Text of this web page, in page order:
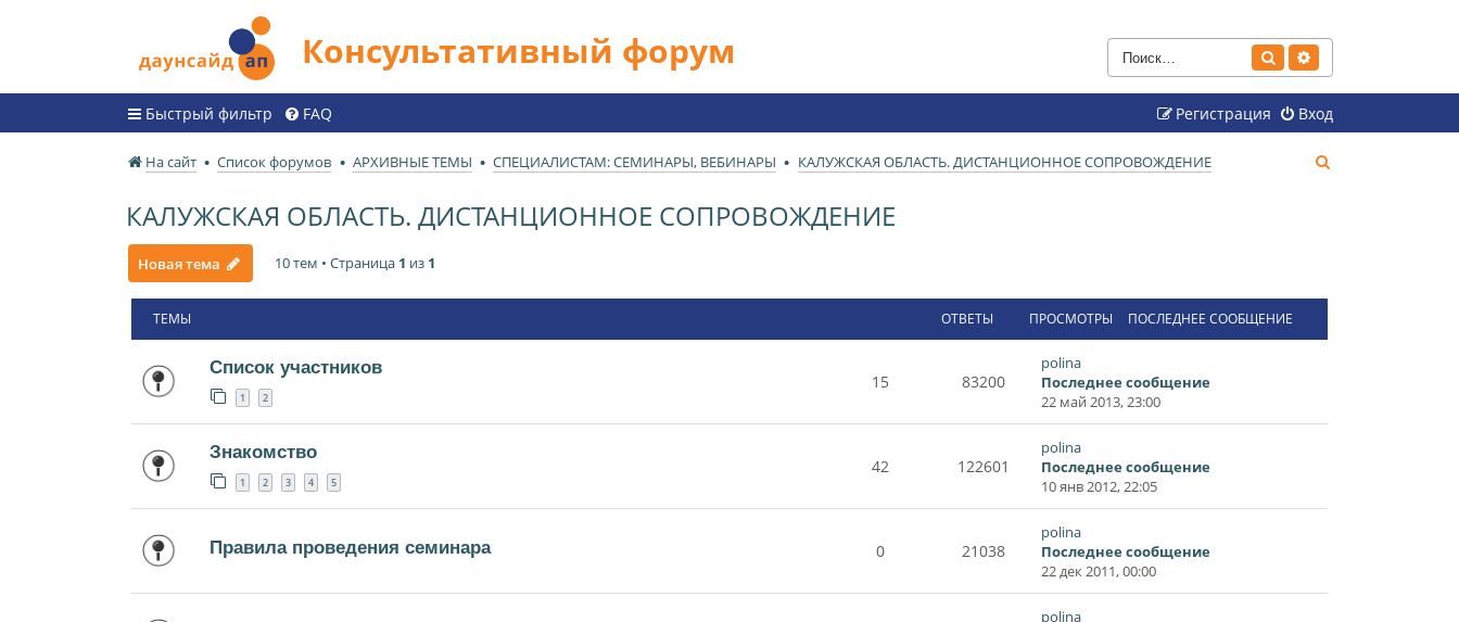
Консультативный форум Поиск
Быстрый фильтр FAQ Вход
Регистрация
На сайт Список форумов АРХИВНЫЕ ТЕМЫ СПЕЦИАЛИСТАМ: СЕМИНАРЫ, ВЕБИНАРЫ КАЛУЖСКАЯ ОБЛАСТЬ. ДИСТАНЦИОННОЕ СОПРОВОЖДЕНИЕ
КАЛУЖСКАЯ ОБЛАСТЬ. ДИСТАНЦИОННОЕ СОПРОВОЖДЕНИЕ
Новая тема 10 тем • Страница 1 из 1
ТЕМЫ ОТВЕТЫ ПРОСМОТРЫ ПОСЛЕДНЕЕ СООБЩЕНИЕ
Список участников
1 2
15 83200
polina
Последнее сообщение
22 май 2013, 23:00
Знакомство
1 2 3 4 5
42 122601
polina
Последнее сообщение
10 янв 2012, 22:05
Правила проведения семинара 0 21038
polina
Последнее сообщение
22 дек 2011, 00:00
polina